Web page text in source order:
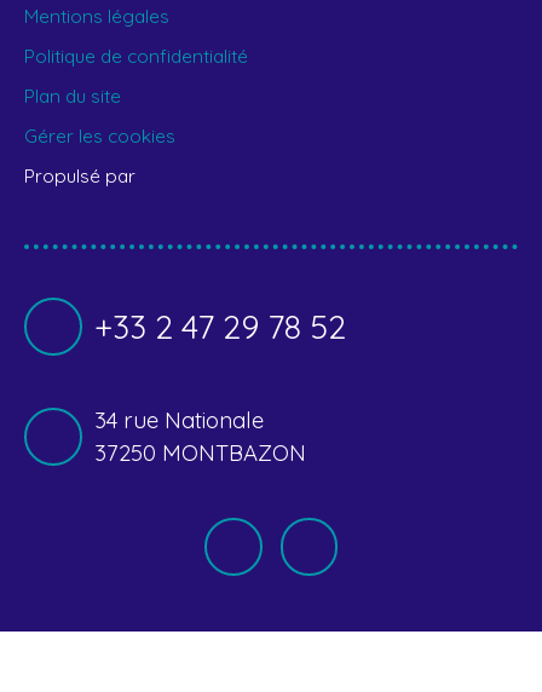
Mentions légales
Politique de confidentialité
Plan du site
Gérer les cookies
Propulsé par
+33 2 47 29 78 52
34 rue Nationale
37250 MONTBAZON